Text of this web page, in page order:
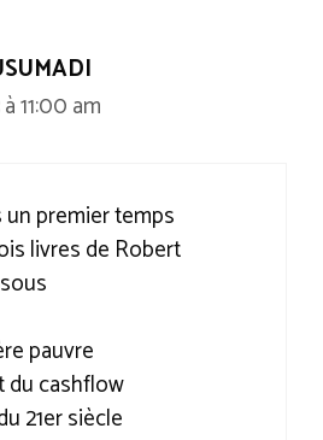
11:00 am
un premier temps
livres de Robert
pauvre
du cashflow
21er siècle